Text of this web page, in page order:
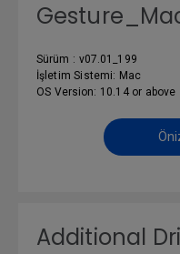
Sürüm : v07.01_199
İşletim Sistemi: Mac
OS Version: 10.14 or above
Additional